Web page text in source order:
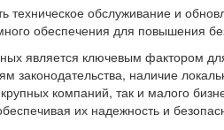
обслуживание и
обеспечения для повышения
является ключевым
законодательства, наличие
компаний, так и малого
их надежность и